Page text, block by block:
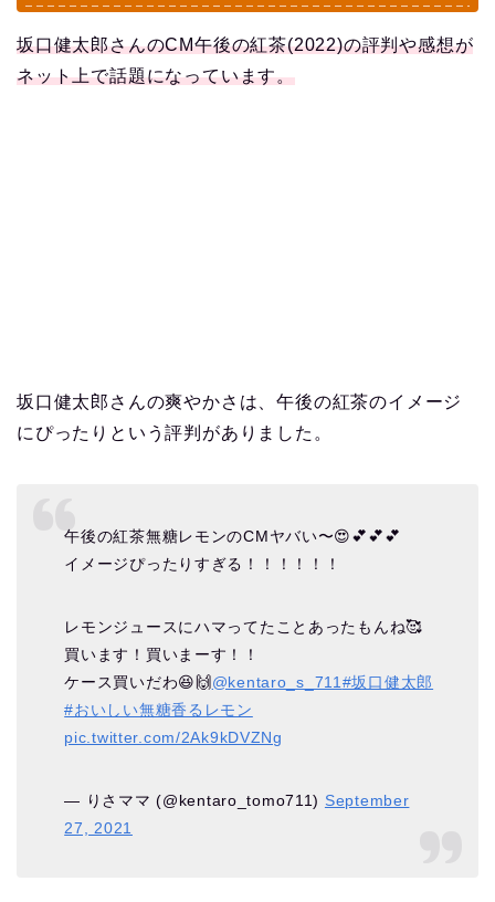
坂口健太郎さんのCM午後の紅茶(2022)の評判や感想が
ネット上で話題になっています。
坂口健太郎さんの爽やかさは、午後の紅茶のイメージ
にぴったりという評判がありました。
午後の紅茶無糖レモンのCMヤバい〜😍💕💕💕
イメージぴったりすぎる！！！！！！
レモンジュースにハマってたことあったもんね🥰
買います！買いまーす！！
ケース買いだわ😆🙌@kentaro_s_711 #坂口健太郎
#おいしい無糖香るレモン
pic.twitter.com/2Ak9kDVZNg
— りさママ (@kentaro_tomo711) September
27, 2021